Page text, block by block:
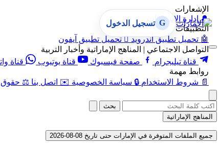
الإشعارات
🔔 إدارة الإشعارات
التطبيقات
🤖 تحميل تطبيق أندرويد  تحميل تطبيق آيفون
التواصل الاجتماعي | المناهج الإماراتية وأخبار التربية
قناة تيليجرام
صفحة فيسبوك قناة يوتيوب قناة
روابط مهمة
📄 شروط الاستخدام 🔒 سياسة الخصوصية ✉️ اتصل بنا ⚖️ حقوق
G تسجيل الدخول
بحث
المناهج الإماراتية
جميع الملفات المتوفرة في الإمارات حتى تاريخ 08-08-2026